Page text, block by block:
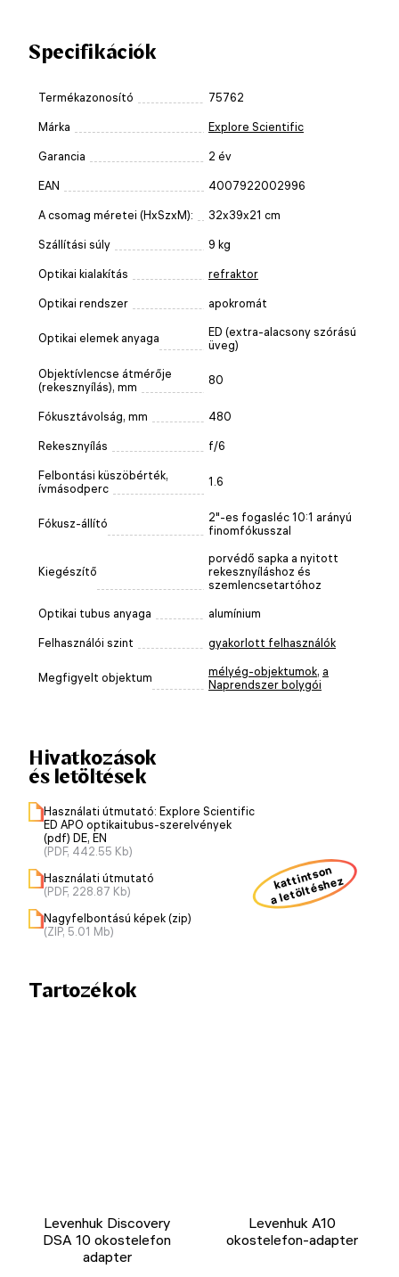
Specifikációk
Termékazonosító 75762
Márka Explore Scientific
Garancia 2 év
EAN 4007922002996
A csomag méretei (HxSzxM): 32x39x21 cm
Szállítási súly 9 kg
Optikai kialakítás refraktor
Optikai rendszer apokromát
Optikai elemek anyaga
ED (extra-alacsony szórású
üveg)
Objektívlencse átmérője
(rekesznyílás), mm
80
Fókusztávolság, mm 480
Rekesznyílás f/6
Felbontási küszöbérték,
ívmásodperc
1.6
Fókusz-állító
2"-es fogasléc 10:1 arányú
finomfókusszal
Kiegészítő
porvédő sapka a nyitott
rekesznyíláshoz és
szemlencsetartóhoz
Optikai tubus anyaga alumínium
Felhasználói szint gyakorlott felhasználók
Megfigyelt objektum mélyég-objektumok, a
Naprendszer bolygói
Hivatkozások
és letöltések
Használati útmutató: Explore Scientific
ED APO optikaitubus-szerelvények
(pdf) DE, EN
(PDF, 442.55 Kb)
Használati útmutató
(PDF, 228.87 Kb)
Nagyfelbontású képek (zip)
(ZIP, 5.01 Mb)
kattintson
a letöltéshez
Tartozékok
Levenhuk Discovery
DSA 10 okostelefon
adapter
Levenhuk A10
okostelefon-adapter